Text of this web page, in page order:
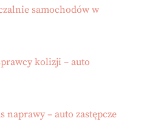
samochodów w
kolizji – auto
naprawy – auto zastępcze